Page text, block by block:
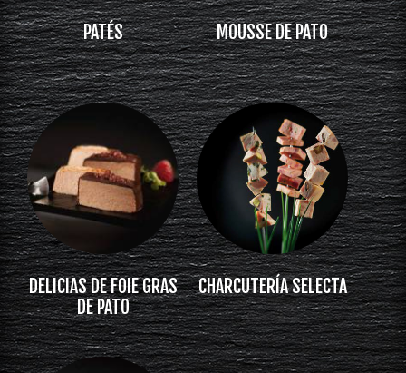
PATÉS MOUSSE DE PATO
DELICIAS DE FOIE GRAS
DE PATO
CHARCUTERÍA SELECTA